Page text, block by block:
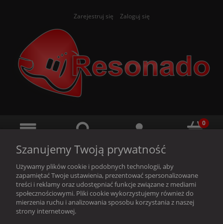
Zarejestruj się Zaloguj się
Ten produkt jest niedostępny.
Szanujemy Twoją prywatność
Używamy plików cookie i podobnych technologii, aby
zapamiętać Twoje ustawienia, prezentować spersonalizowane
treści i reklamy oraz udostępniać funkcje związane z mediami
społecznościowymi. Pliki cookie wykorzystujemy również do
mierzenia ruchu i analizowania sposobu korzystania z naszej
strony internetowej.